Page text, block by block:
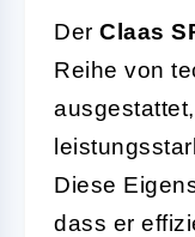
Der Claas
Reihe von
Diese
dass er